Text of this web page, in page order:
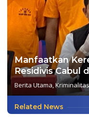
Manfaatkan
Residivis Cabul
Berita Utama,Kriminalitas
Related News